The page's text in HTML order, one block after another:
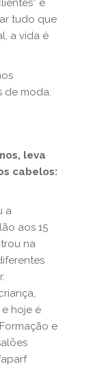
e
tudo que
a vida é
de moda.
leva
cabelos:
a
aos 15
na
hoje é
e